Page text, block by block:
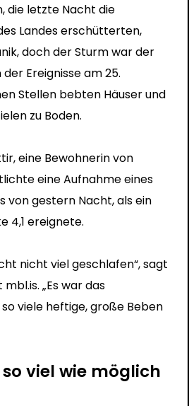
die letzte Nacht die
Landes erschütterten,
doch der Sturm war der
Ereignisse am 25.
Stellen bebten Häuser und
zu Boden.
eine Bewohnerin von
eine Aufnahme eines
von gestern Nacht, als ein
4,1 ereignete.
nicht viel geschlafen“, sagt
„Es war das
viele heftige, große Beben
viel wie möglich